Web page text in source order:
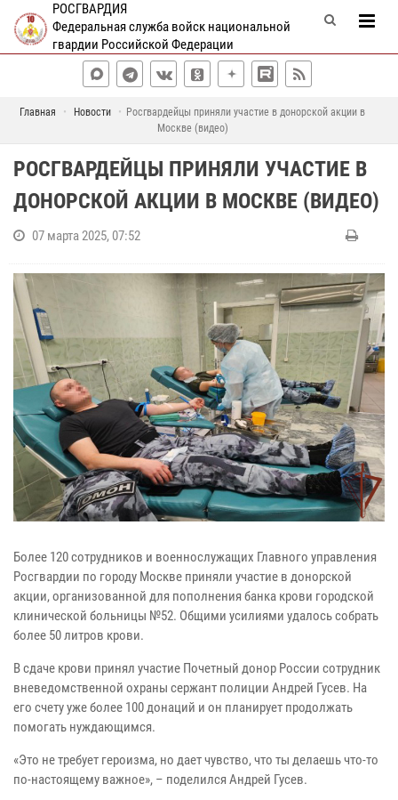
РОСГВАРДИЯ
Федеральная служба войск национальной
гвардии Российской Федерации
Главная Новости
Росгвардейцы приняли участие в донорской акции в
Москве (видео)
РОСГВАРДЕЙЦЫ ПРИНЯЛИ УЧАСТИЕ В
ДОНОРСКОЙ АКЦИИ В МОСКВЕ (ВИДЕО)
07 марта 2025, 07:52
Более 120 сотрудников и военнослужащих Главного управления
Росгвардии по городу Москве приняли участие в донорской
акции, организованной для пополнения банка крови городской
клинической больницы №52. Общими усилиями удалось собрать
более 50 литров крови.
В сдаче крови принял участие Почетный донор России сотрудник
вневедомственной охраны сержант полиции Андрей Гусев. На
его счету уже более 100 донаций и он планирует продолжать
помогать нуждающимся.
«Это не требует героизма, но дает чувство, что ты делаешь что-то
по-настоящему важное», – поделился Андрей Гусев.